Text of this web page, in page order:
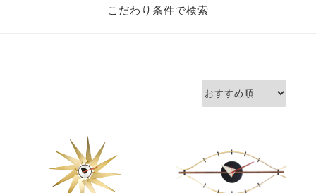
こだわり条件で検索